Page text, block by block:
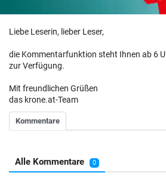
Liebe Leserin, lieber Leser,
die Kommentarfunktion steht Ihnen ab 6
zur Verfügung.
Mit freundlichen Grüßen
das krone.at-Team